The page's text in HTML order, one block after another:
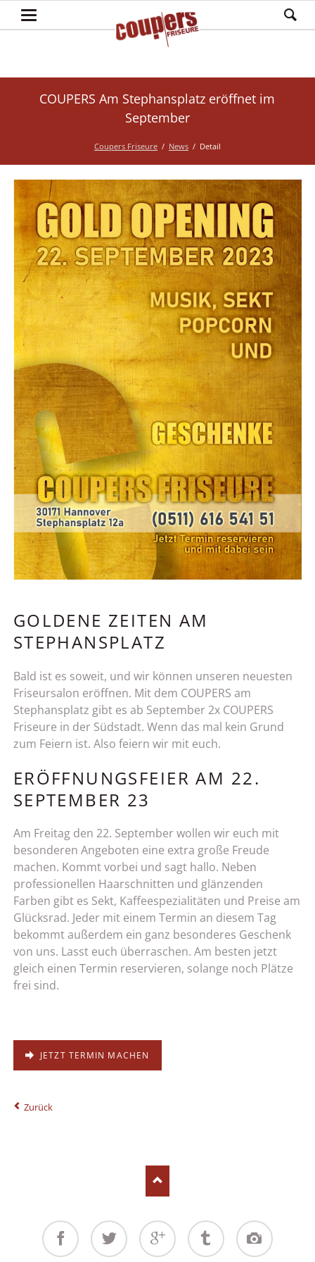
COUPERS Am Stephansplatz eröffnet im
September
Coupers Friseure News Detail
GOLDENE ZEITEN AM
STEPHANSPLATZ
Bald ist es soweit, und wir können unseren neuesten
Friseursalon eröffnen. Mit dem COUPERS am
Stephansplatz gibt es ab September 2x COUPERS
Friseure in der Südstadt. Wenn das mal kein Grund
zum Feiern ist. Also feiern wir mit euch.
ERÖFFNUNGSFEIER AM 22.
SEPTEMBER 23
Am Freitag den 22. September wollen wir euch mit
besonderen Angeboten eine extra große Freude
machen. Kommt vorbei und sagt hallo. Neben
professionellen Haarschnitten und glänzenden
Farben gibt es Sekt, Kaffeespezialitäten und Preise am
Glücksrad. Jeder mit einem Termin an diesem Tag
bekommt außerdem ein ganz besonderes Geschenk
von uns. Lasst euch überraschen. Am besten jetzt
gleich einen Termin reservieren, solange noch Plätze
frei sind.
JETZT TERMIN MACHEN
Zurück